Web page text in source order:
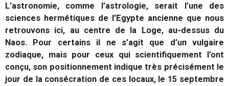
L’astronomie, comme l’astrologie, serait l’une des
sciences hermétiques de l’Egypte ancienne que nous
retrouvons ici, au centre de la Loge, au-dessus du
Naos. Pour certains il ne s’agit que d’un vulgaire
zodiaque, mais pour ceux qui scientifiquement l’ont
conçu, son positionnement indique très précisément le
jour de la consécration de ces locaux, le 15 septembre